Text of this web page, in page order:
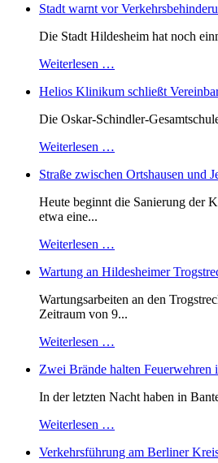
Stadt warnt vor
Die Stadt Hildesheim hat noch
Weiterlesen …
Helios Klinikum schließt
Die Oskar-Schindler-
Weiterlesen …
Straße zwischen Ortshausen und
Heute beginnt die Sanierung der
etwa eine...
Weiterlesen …
Wartung an Hildesheimer
Wartungsarbeiten an den
Zeitraum von 9...
Weiterlesen …
Zwei Brände halten Feuerwehren
In der letzten Nacht haben in
Weiterlesen …
Verkehrsführung am Berliner